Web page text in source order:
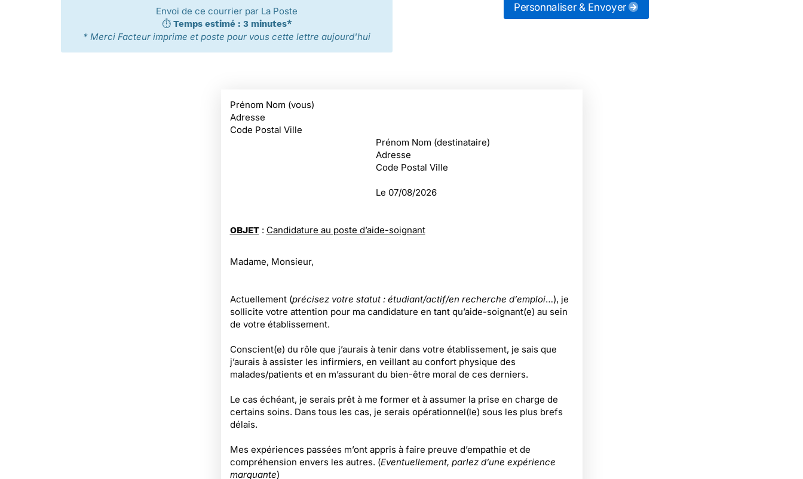
Envoi de ce courrier par La Poste
⏱️ Temps estimé : 3 minutes*
* Merci Facteur imprime et poste pour vous cette lettre aujourd'hui
Personnaliser & Envoyer
Prénom Nom (vous)
Adresse
Code Postal Ville
Prénom Nom (destinataire)
Adresse
Code Postal Ville
Le 07/08/2026
OBJET : Candidature au poste d’aide-soignant
Madame, Monsieur,
Actuellement (précisez votre statut : étudiant/actif/en recherche d’emploi…), je
sollicite votre attention pour ma candidature en tant qu’aide-soignant(e) au sein
de votre établissement.
Conscient(e) du rôle que j’aurais à tenir dans votre établissement, je sais que
j’aurais à assister les infirmiers, en veillant au confort physique des
malades/patients et en m’assurant du bien-être moral de ces derniers.
Le cas échéant, je serais prêt à me former et à assumer la prise en charge de
certains soins. Dans tous les cas, je serais opérationnel(le) sous les plus brefs
délais.
Mes expériences passées m’ont appris à faire preuve d’empathie et de
compréhension envers les autres. (Eventuellement, parlez d’une expérience
marquante)